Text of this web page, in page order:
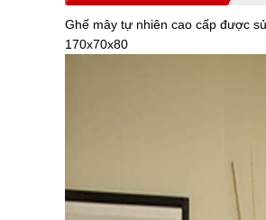
Ghế mây tự nhiên cao cấp được
170x70x80